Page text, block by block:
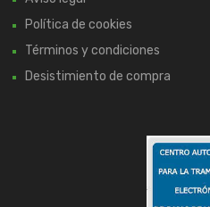
Política de cookies
Términos y condiciones
Desistimiento de compra